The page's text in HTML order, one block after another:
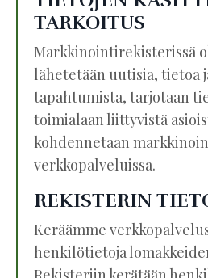
TARKOITUS
Markkinointirekisterissä
lähetetään uutisia, tietoa
tapahtumista, tarjotaan
toimialaan liittyvistä
kohdennetaan
verkkopalveluissa.
REKISTERIN
Keräämme
henkilötietoja